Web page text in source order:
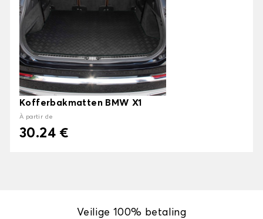
Kofferbakmatten BMW X1
À partir de
30.24 €
Veilige 100% betaling